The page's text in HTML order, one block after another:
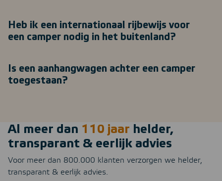
Heb ik een internationaal rijbewijs voor
een camper nodig in het buitenland?
Is een aanhangwagen achter een camper
toegestaan?
Al meer dan 110 jaar helder,
transparant & eerlijk advies
Voor meer dan 800.000 klanten verzorgen we helder,
transparant & eerlijk advies.